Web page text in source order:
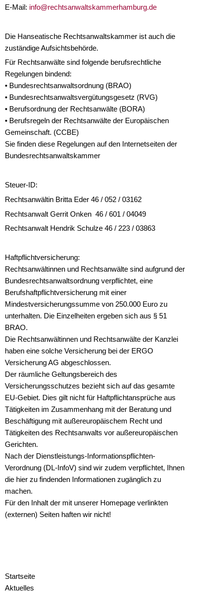
E-Mail: info@rechtsanwaltskammerhamburg.de
Die Hanseatische Rechtsanwaltskammer ist auch die
zuständige Aufsichtsbehörde.
Für Rechtsanwälte sind folgende berufsrechtliche
Regelungen bindend:
• Bundesrechtsanwaltsordnung (BRAO)
• Bundesrechtsanwaltsvergütungsgesetz (RVG)
• Berufsordnung der Rechtsanwälte (BORA)
• Berufsregeln der Rechtsanwälte der Europäischen
Gemeinschaft. (CCBE)
Sie finden diese Regelungen auf den Internetseiten der
Bundesrechtsanwaltskammer
Steuer-ID:
Rechtsanwältin Britta Eder 46 / 052 / 03162
Rechtsanwalt Gerrit Onken 46 / 601 / 04049
Rechtsanwalt Hendrik Schulze 46 / 223 / 03863
Haftpflichtversicherung:
Rechtsanwältinnen und Rechtsanwälte sind aufgrund der
Bundesrechtsanwaltsordnung verpflichtet, eine
Berufshaftpflichtversicherung mit einer
Mindestversicherungssumme von 250.000 Euro zu
unterhalten. Die Einzelheiten ergeben sich aus § 51
BRAO.
Die Rechtsanwältinnen und Rechtsanwälte der Kanzlei
haben eine solche Versicherung bei der ERGO
Versicherung AG abgeschlossen.
Der räumliche Geltungsbereich des
Versicherungsschutzes bezieht sich auf das gesamte
EU-Gebiet. Dies gilt nicht für Haftpflichtansprüche aus
Tätigkeiten im Zusammenhang mit der Beratung und
Beschäftigung mit außereuropäischem Recht und
Tätigkeiten des Rechtsanwalts vor außereuropäischen
Gerichten.
Nach der Dienstleistungs-Informationspflichten-
Verordnung (DL-InfoV) sind wir zudem verpflichtet, Ihnen
die hier zu findenden Informationen zugänglich zu
machen.
Für den Inhalt der mit unserer Homepage verlinkten
(externen) Seiten haften wir nicht!
Startseite
Aktuelles